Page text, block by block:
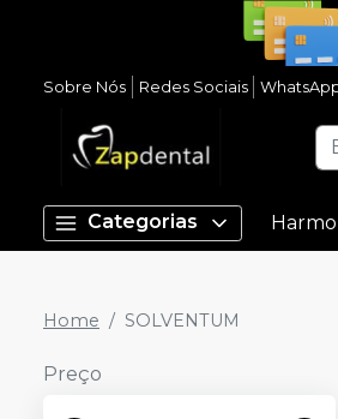
Sobre Nós Redes Sociais
Categorias
Home SOLVENTUM
Preço